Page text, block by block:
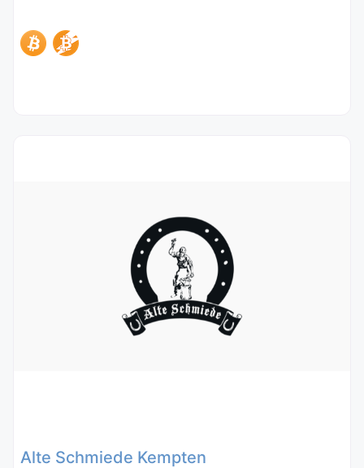
Alte Schmiede Kempten